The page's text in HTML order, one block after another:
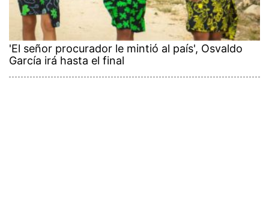
'El señor procurador le mintió al país', Osvaldo
García irá hasta el final